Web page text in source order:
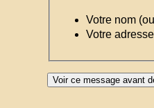
Votre nom
Votre